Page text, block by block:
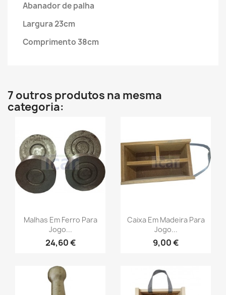
Abanador de palha
Largura 23cm
Comprimento 38cm
7 outros produtos na mesma
categoria:
Malhas Em Ferro Para
Jogo...
24,60 €
Caixa Em Madeira Para
Jogo...
9,00 €